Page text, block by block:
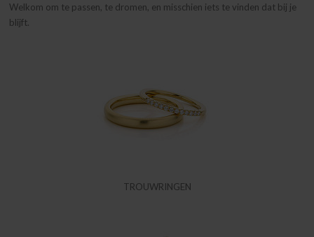
Welkom om te passen, te dromen, en misschien iets te vinden dat bij je
blijft.
TROUWRINGEN